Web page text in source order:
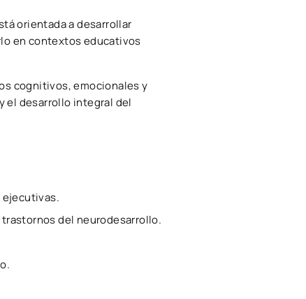
orientada a desarrollar
en contextos educativos
cognitivos, emocionales y
el desarrollo integral del
ejecutivas.
del neurodesarrollo.